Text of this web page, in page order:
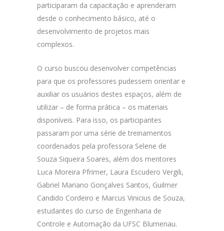
participaram da capacitação e aprenderam
desde o conhecimento básico, até o
desenvolvimento de projetos mais
complexos.
O curso buscou desenvolver competências
para que os professores pudessem orientar e
auxiliar os usuários destes espaços, além de
utilizar – de forma prática – os materiais
disponíveis. Para isso, os participantes
passaram por uma série de treinamentos
coordenados pela professora Selene de
Souza Siqueira Soares, além dos mentores
Luca Moreira Pfrimer, Laura Escudero Vergili,
Gabriel Mariano Gonçalves Santos, Guilmer
Candido Cordeiro e Marcus Vinicius de Souza,
estudantes do curso de Engenharia de
Controle e Automação da UFSC Blumenau.